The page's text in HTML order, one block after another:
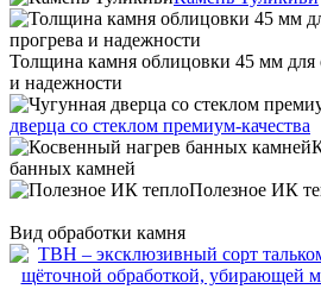
Толщина камня облицовки 45 мм для
и надежности
дверца со стеклом премиум-качества
банных камней
Полезное ИК
Вид обработки камня